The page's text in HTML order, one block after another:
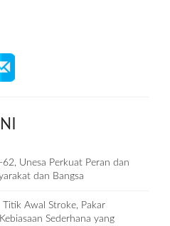
Unesa Perkuat Peran dan
dan Bangsa
Awal Stroke, Pakar
Sederhana yang